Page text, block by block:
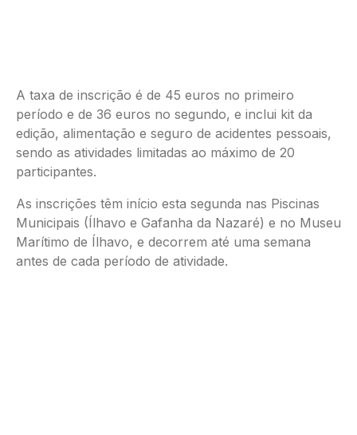
A taxa de inscrição é de 45 euros no primeiro
período e de 36 euros no segundo, e inclui kit da
edição, alimentação e seguro de acidentes pessoais,
sendo as atividades limitadas ao máximo de 20
participantes.
As inscrições têm início esta segunda nas Piscinas
Municipais (Ílhavo e Gafanha da Nazaré) e no Museu
Marítimo de Ílhavo, e decorrem até uma semana
antes de cada período de atividade.